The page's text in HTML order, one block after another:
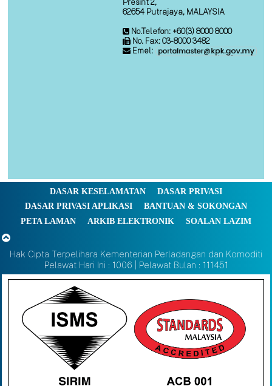
Presint 2,
62654 Putrajaya, MALAYSIA
No.Telefon: +60(3) 8000 8000
No. Fax: 03-8000 3482
Emel:
DASAR KESELAMATAN
DASAR PRIVASI
DASAR PRIVASI APLIKASI
BANTUAN & SOKONGAN
PETA LAMAN
ARKIB ELEKTRONIK SOALAN LAZIM
Hak Cipta Terpelihara Kementerian Perladangan dan Komoditi
Pelawat Hari Ini : 1006 | Pelawat Bulan : 111451